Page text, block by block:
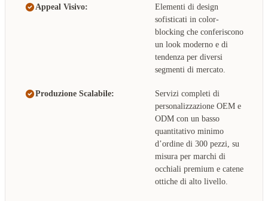
Appeal Visivo:
Elementi di design
sofisticati in color-
blocking che conferiscono
un look moderno e di
tendenza per diversi
segmenti di mercato.
Produzione Scalabile:
Servizi completi di
personalizzazione OEM e
ODM con un basso
quantitativo minimo
d’ordine di 300 pezzi, su
misura per marchi di
occhiali premium e catene
ottiche di alto livello.